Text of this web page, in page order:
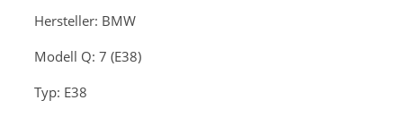
Hersteller: BMW
Modell Q: 7 (E38)
Typ: E38